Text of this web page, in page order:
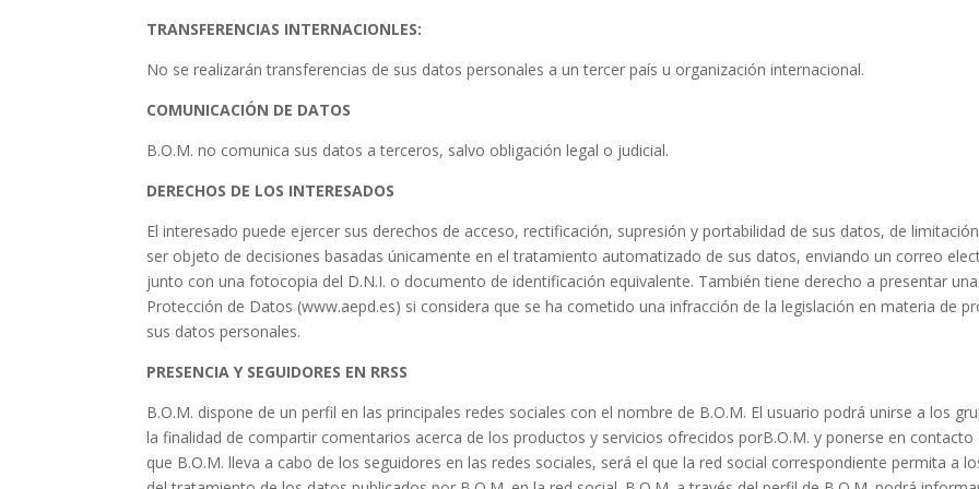
TRANSFERENCIAS INTERNACIONLES:
No se realizarán transferencias de sus datos personales a un tercer país u organización internacional.
COMUNICACIÓN DE DATOS
B.O.M. no comunica sus datos a terceros, salvo obligación legal o judicial.
DERECHOS DE LOS INTERESADOS
El interesado puede ejercer sus derechos de acceso, rectificación, supresión y portabilidad de sus datos, de
ser objeto de decisiones basadas únicamente en el tratamiento automatizado de sus datos, enviando un correo
junto con una fotocopia del D.N.I. o documento de identificación equivalente. También tiene derecho a presentar
Protección de Datos (www.aepd.es) si considera que se ha cometido una infracción de la legislación en materia de
sus datos personales.
PRESENCIA Y SEGUIDORES EN RRSS
B.O.M. dispone de un perfil en las principales redes sociales con el nombre de B.O.M. El usuario podrá unirse a los
la finalidad de compartir comentarios acerca de los productos y servicios ofrecidos porB.O.M. y ponerse en
que B.O.M. lleva a cabo de los seguidores en las redes sociales, será el que la red social correspondiente permita a